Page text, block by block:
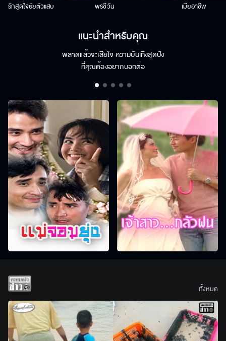
รักสุดใจยัยตัวแสบ พรชีวัน เมียอาชีพ
แนะนำสำหรับคุณ
พลาดแล้วจะเสียใจ ความบันเทิงสุดปัง
ที่คุณต้องอยากบอกต่อ
ทั้งหมด